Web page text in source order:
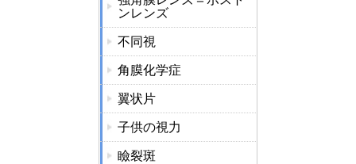
ンレンズ
不同視
角膜化学症
翼状片
子供の視力
瞼裂斑